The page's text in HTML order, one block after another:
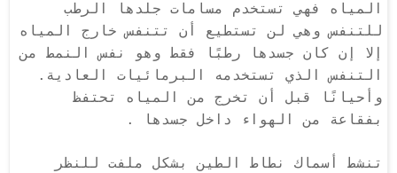
المياه فهي تستخدم مسامات جلدها الرطب
للتنفس وهي لن تستطيع أن تتنفس خارج المياه
إلا إن كان جسدها رطبًا فقط وهو نفس النمط من
التنفس الذي تستخدمه البرمائيات العادية.
وأحيانًا قبل أن تخرج من المياه تحتفظ
بفقاعة من الهواء داخل جسدها .
تنشط أسماك نطاط الطين بشكل ملفت للنظر